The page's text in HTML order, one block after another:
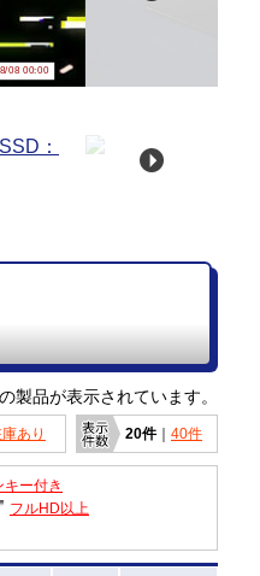
08 00:00
製品が表示されています。
あり 20件｜ 40件
キー付き
フルHD以上